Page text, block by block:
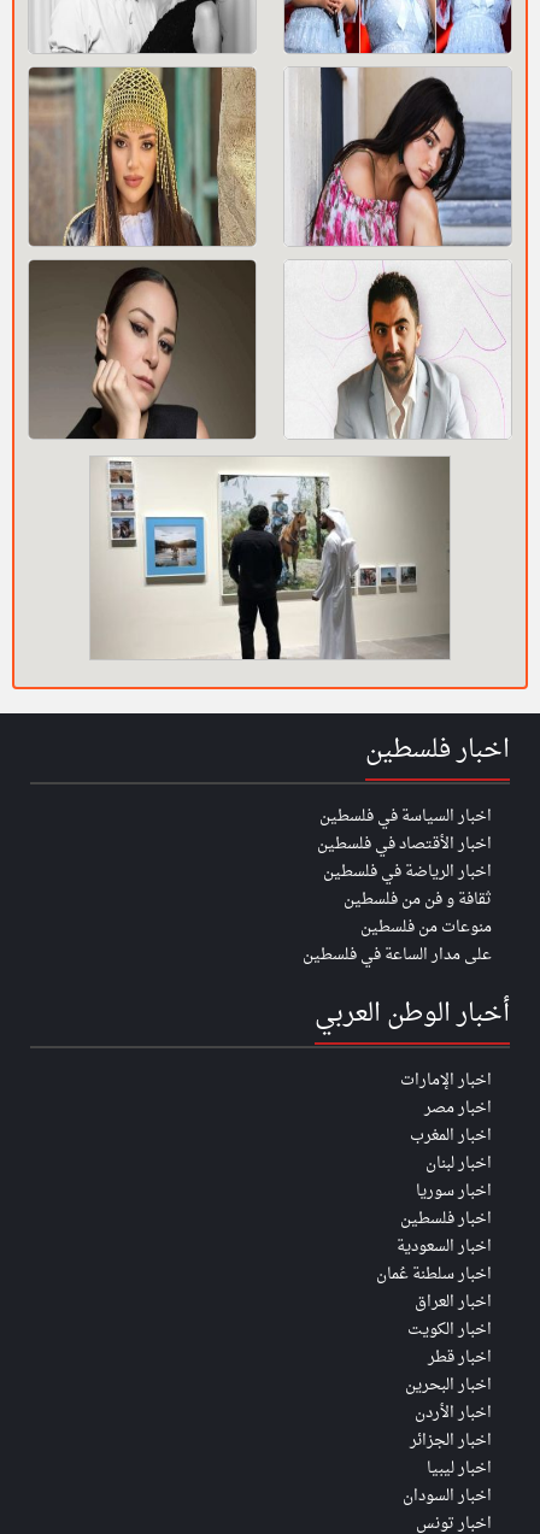
اخبار فلسطين
اخبار السياسة في فلسطين
اخبار الأقتصاد في فلسطين
اخبار الرياضة في فلسطين
ثقافة و فن من فلسطين
منوعات من فلسطين
على مدار الساعة في فلسطين
أخبار الوطن العربي
اخبار الإمارات
اخبار مصر
اخبار المغرب
اخبار لبنان
اخبار سوريا
اخبار فلسطين
اخبار السعودية
اخبار سلطنة عُمان
اخبار العراق
اخبار الكويت
اخبار قطر
اخبار البحرين
اخبار الأردن
اخبار الجزائر
اخبار ليبيا
اخبار السودان
اخبار تونس